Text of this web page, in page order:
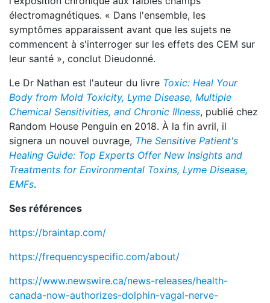
électromagnétiques. « Dans l'ensemble, les
symptômes apparaissent avant que les sujets ne
commencent à s'interroger sur les effets des CEM sur
leur santé », conclut Dieudonné.
Le Dr Nathan est l'auteur du livre Toxic: Heal Your
Body from Mold Toxicity, Lyme Disease, Multiple
Chemical Sensitivities, and Chronic Illness, publié chez
Random House Penguin en 2018. À la fin avril, il
signera un nouvel ouvrage, The Sensitive Patient's
Healing Guide: Top Experts Offer New Insights and
Treatments for Environmental Toxins, Lyme Disease,
EMFs.
Ses références
https://braintap.com/
https://frequencyspecific.com/about/
https://www.newswire.ca/news-releases/health-
canada-now-authorizes-dolphin-vagal-nerve-